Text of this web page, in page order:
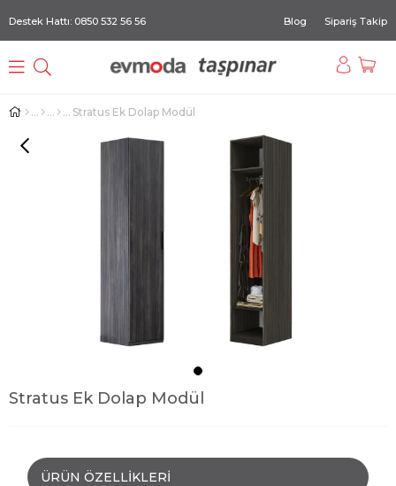
Destek Hattı: 0850 532 56 56 Blog Sipariş Takip
Stratus Ek Dolap Modül
Stratus Ek Dolap Modül
ÜRÜN ÖZELLIKLERI